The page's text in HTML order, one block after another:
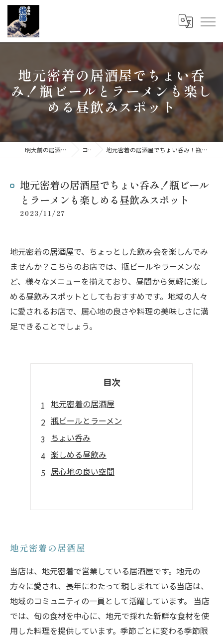
地元密着の居酒屋でちょい呑
み！瓶ビールとラーメンも楽し
める昼飲みスポット
明大前の居酒屋なら立呑み 我海 コラム 地元密着の居酒屋でちょい呑み！瓶ビールとラーメンも楽しめる昼飲みスポット
地元密着の居酒屋でちょい呑み！瓶ビール
とラーメンも楽しめる昼飲みスポット
2023/11/27
地元密着の居酒屋で、ちょっとした飲み会を楽しんでみ
ませんか？こちらのお店では、瓶ビールやラーメンな
ど、様々なメニューを揃えており、昼間から気軽に楽し
める昼飲みスポットとしてもおすすめです。地域の人々
に愛されるお店で、居心地の良さや料理の美味しさに満
足できることでしょう。
目次
地元密着の居酒屋
瓶ビールとラーメン
ちょい呑み
楽しめる昼飲み
居心地の良い空間
地元密着の居酒屋
当店は、地元密着で営業している居酒屋です。地元の
方々に愛され、長年にわたって親しまれている当店は、
地域のコミュニティの一員として活躍しています。 当店
では、旬の食材を中心に、地元で採れた新鮮な食材を使
用した料理を提供しています。季節ごとに変わる季節限